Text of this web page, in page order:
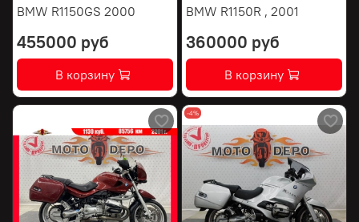
BMW R1150GS 2000
455000 руб
В корзину
BMW R1150R , 2001
360000 руб
В корзину
-4%